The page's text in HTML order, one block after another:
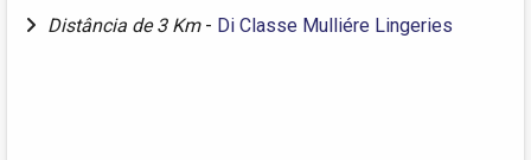
Distância de 3 Km - Di Classe Mulliére Lingeries